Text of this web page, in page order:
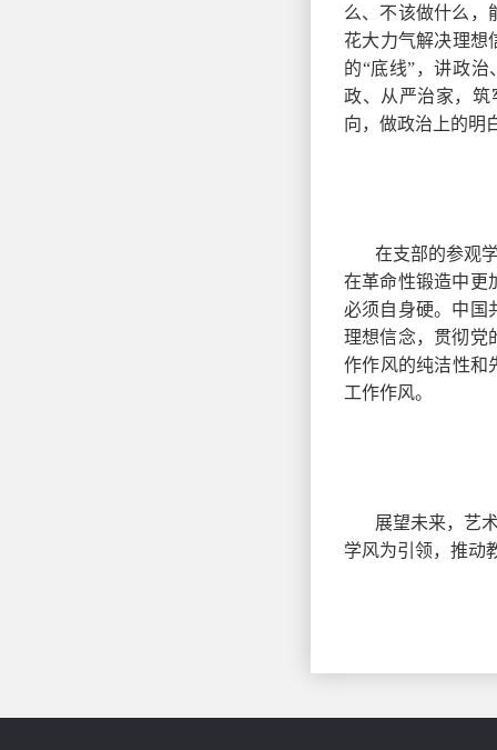
么、不该做什么，
花大力气解决理想
的“底线”，讲政
政、从严治家，筑
向，做政治上的明
在支部的参观
在革命性锻造中更
必须自身硬。中国
理想信念，贯彻党
作作风的纯洁性和
工作作风。
展望未来，艺
学风为引领，推动